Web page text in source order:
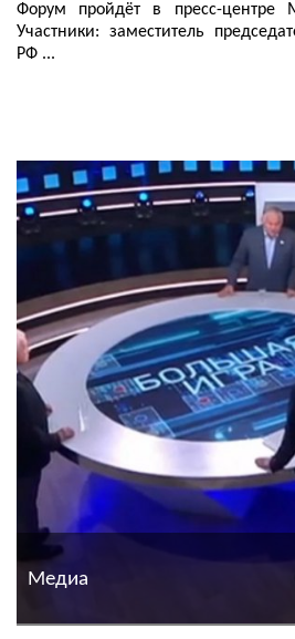
Форум пройдёт в пресс-центре
Участники: заместитель
РФ ...
Медиа